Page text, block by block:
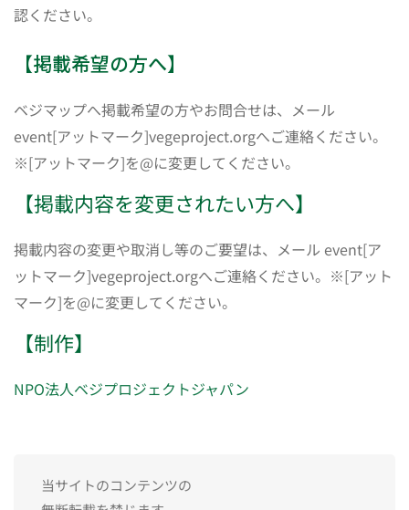
認ください。
【掲載希望の方へ】
ベジマップへ掲載希望の方やお問合せは、メール
event[アットマーク]vegeproject.orgへご連絡ください。
※[アットマーク]を@に変更してください。
【掲載内容を変更されたい方へ】
掲載内容の変更や取消し等のご要望は、メール event[ア
ットマーク]vegeproject.orgへご連絡ください。※[アット
マーク]を@に変更してください。
【制作】
NPO法人ベジプロジェクトジャパン
当サイトのコンテンツの